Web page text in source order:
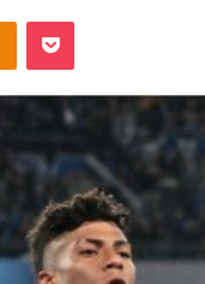
Odnoklassniki
Pocket